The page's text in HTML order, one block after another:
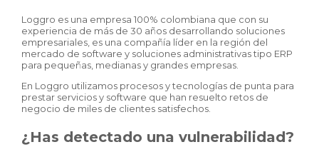
Loggro es una empresa 100% colombiana que con su
experiencia de más de 30 años desarrollando soluciones
empresariales, es una compañía líder en la región del
mercado de software y soluciones administrativas tipo ERP
para pequeñas, medianas y grandes empresas.
En Loggro utilizamos procesos y tecnologías de punta para
prestar servicios y software que han resuelto retos de
negocio de miles de clientes satisfechos.
¿Has detectado una vulnerabilidad?